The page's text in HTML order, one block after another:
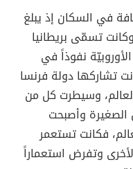
في السكان إذ يبلغ
كما وكانت تسمّى بريطانيا
نفوذاً في
تشاركها دولة فرنسا
وسيطرت كل من
الصغيرة وأصبحت
فكانت تستعمر
وتفرض استعماراً